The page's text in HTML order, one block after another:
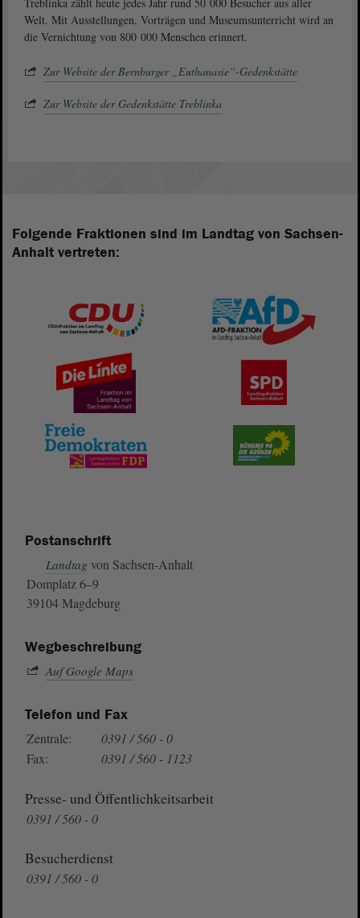
Welt. Mit Ausstellungen, Vorträgen und Museumsunterricht wird an
die Vernichtung von 800 000 Menschen erinnert.
Zur Website der Bernburger „Euthanasie“-Gedenkstätte
Zur Website der Gedenkstätte Treblinka
Folgende Fraktionen sind im Landtag von Sachsen-
Anhalt vertreten:
Postanschrift
Landtag von Sachsen-Anhalt
Domplatz 6–9
39104 Magdeburg
Wegbeschreibung
Auf Google Maps
Telefon und Fax
Zentrale:
0391 / 560 - 0
Fax:
0391 / 560 - 1123
Presse- und Öffentlichkeitsarbeit
0391 / 560 - 0
Besucherdienst
0391 / 560 - 0